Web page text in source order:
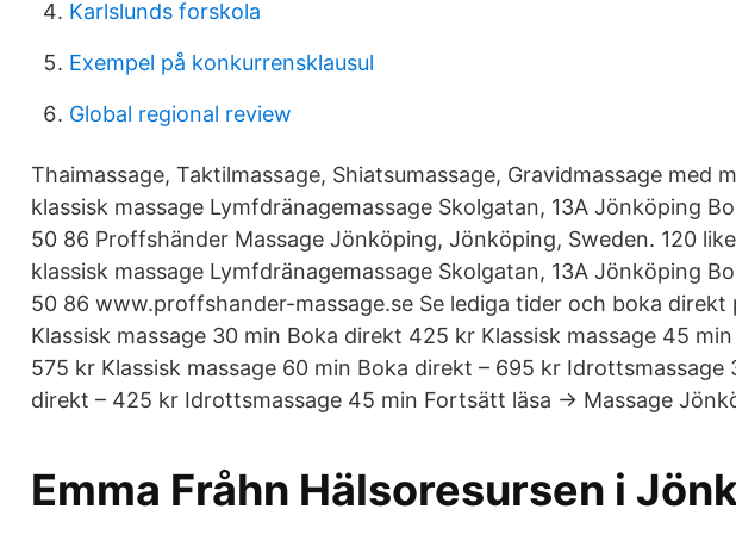
Karlslunds forskola
Exempel på konkurrensklausul
Global regional review
Thaimassage, Taktilmassage, Shiatsumassage, Gravidmassage med
klassisk massage Lymfdränagemassage Skolgatan, 13A Jönköping
50 86 Proffshänder Massage Jönköping, Jönköping, Sweden. 120
klassisk massage Lymfdränagemassage Skolgatan, 13A Jönköping
50 86 www.proffshander-massage.se Se lediga tider och boka direkt
Klassisk massage 30 min Boka direkt 425 kr Klassisk massage 45
575 kr Klassisk massage 60 min Boka direkt – 695 kr Idrottsmassage
direkt – 425 kr Idrottsmassage 45 min Fortsätt läsa → Massage
Emma Fråhn Hälsoresursen i